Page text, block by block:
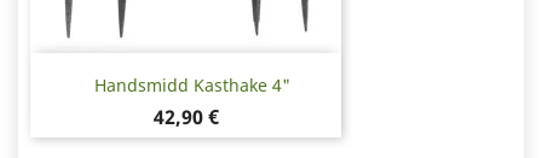
Handsmidd Kasthake 4"
Pris
42,90 €